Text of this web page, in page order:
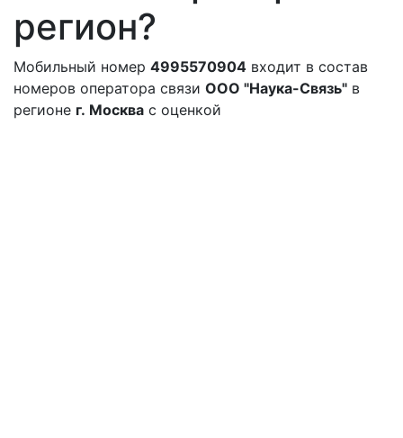
регион?
Мобильный номер 4995570904 входит в состав
номеров оператора связи ООО "Наука-Связь" в
регионе г. Москва с оценкой